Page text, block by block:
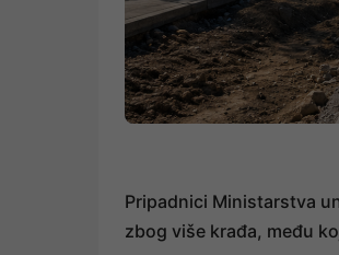
Pripadnici Ministarstva
zbog više krađa, među